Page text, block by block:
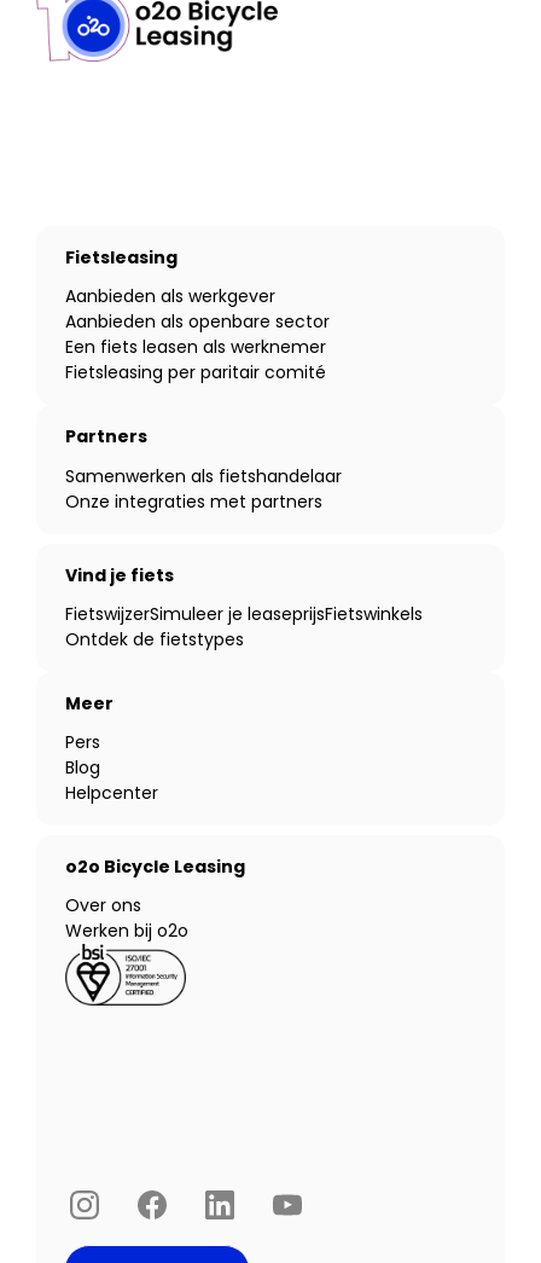
Fietsleasing
Aanbieden als werkgever
Aanbieden als openbare sector
Een fiets leasen als werknemer
Fietsleasing per paritair comité
Partners
Samenwerken als fietshandelaar
Onze integraties met partners
Vind je fiets
FietswijzerSimuleer je leaseprijsFietswinkels
Ontdek de fietstypes
Meer
Pers
Blog
Helpcenter
o2o Bicycle Leasing
Over ons
Werken bij o2o